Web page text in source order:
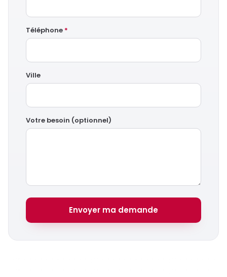
Téléphone *
Ville
Votre besoin (optionnel)
Envoyer ma demande